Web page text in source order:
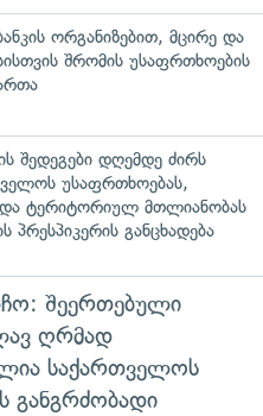
ორგანიზებით, მცირე და
შრომის უსაფრთხოების
შედეგები დღემდე ძირს
უსაფრთხოებას,
და ტერიტორიულ მთლიანობას
პრესპიკერის განცხადება
შეერთებული
ღრმად
საქართველოს
განგრძობადი